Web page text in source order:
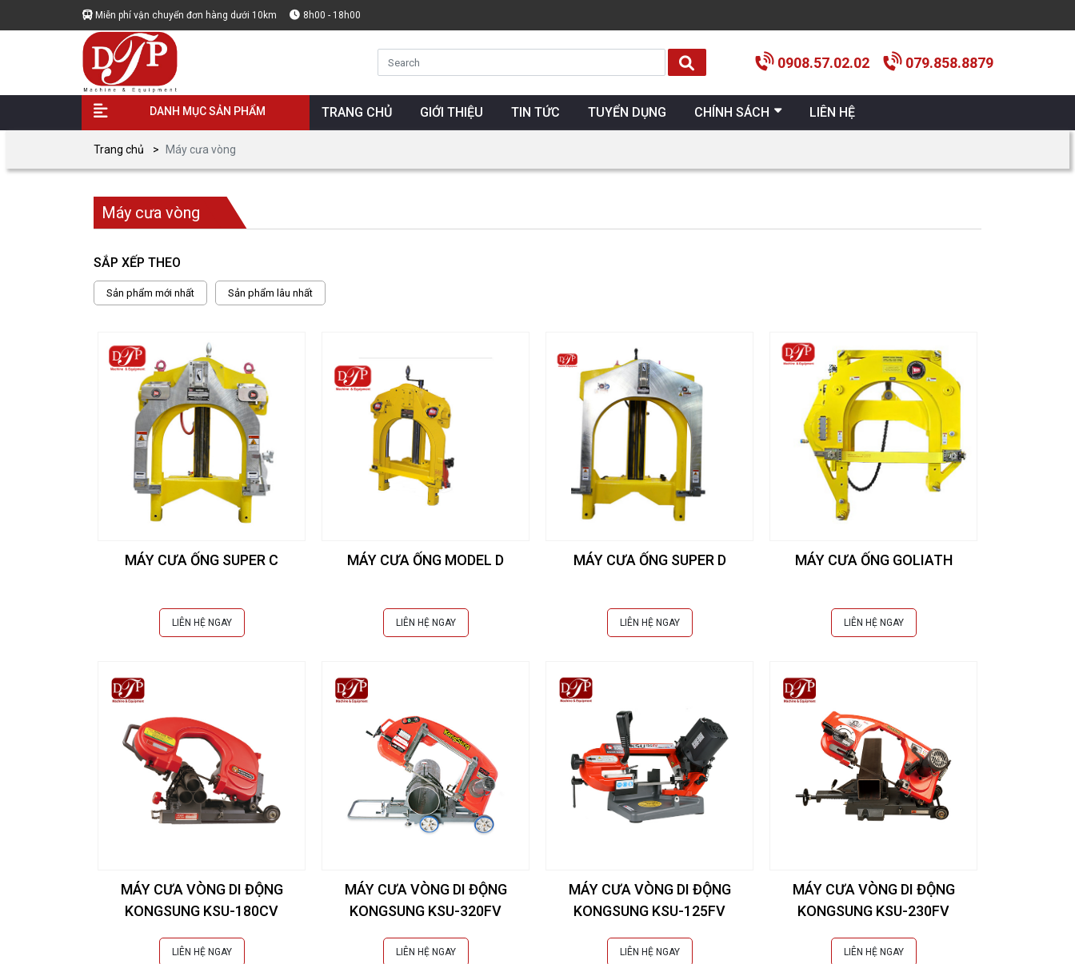
Miễn phí vận chuyển đơn hàng dưới 10km 8h00 - 18h00
0908.57.02.02 079.858.8879
DANH MỤC SẢN PHẨM TRANG CHỦ GIỚI THIỆU TIN TỨC TUYỂN DỤNG CHÍNH SÁCH LIÊN HỆ
Trang chủ Máy cưa vòng
Máy cưa vòng
SẮP XẾP THEO
Sản phẩm mới nhất Sản phẩm lâu nhất
MÁY CƯA ỐNG SUPER C
LIÊN HỆ NGAY
MÁY CƯA ỐNG MODEL D
LIÊN HỆ NGAY
MÁY CƯA ỐNG SUPER D
LIÊN HỆ NGAY
MÁY CƯA ỐNG GOLIATH
LIÊN HỆ NGAY
MÁY CƯA VÒNG DI ĐỘNG
KONGSUNG KSU-180CV
LIÊN HỆ NGAY
MÁY CƯA VÒNG DI ĐỘNG
KONGSUNG KSU-320FV
LIÊN HỆ NGAY
MÁY CƯA VÒNG DI ĐỘNG
KONGSUNG KSU-125FV
LIÊN HỆ NGAY
MÁY CƯA VÒNG DI ĐỘNG
KONGSUNG KSU-230FV
LIÊN HỆ NGAY